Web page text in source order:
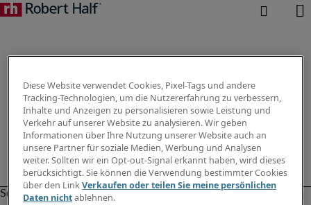
Diese Website verwendet Cookies, Pixel-Tags und andere
Tracking-Technologien, um die Nutzererfahrung zu verbessern,
Inhalte und Anzeigen zu personalisieren sowie Leistung und
Verkehr auf unserer Website zu analysieren. Wir geben
Informationen über Ihre Nutzung unserer Website auch an
unsere Partner für soziale Medien, Werbung und Analysen
weiter. Sollten wir ein Opt-out-Signal erkannt haben, wird dieses
berücksichtigt. Sie können die Verwendung bestimmter Cookies
über den LinkVerkaufen oder teilen Sie meine persönlichen
Daten nichtablehnen.